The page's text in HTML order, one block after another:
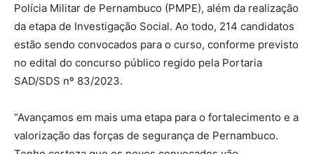
Polícia Militar de Pernambuco (PMPE), além da realização
da etapa de Investigação Social. Ao todo, 214 candidatos
estão sendo convocados para o curso, conforme previsto
no edital do concurso público regido pela Portaria
SAD/SDS nº 83/2023.
“Avançamos em mais uma etapa para o fortalecimento e a
valorização das forças de segurança de Pernambuco.